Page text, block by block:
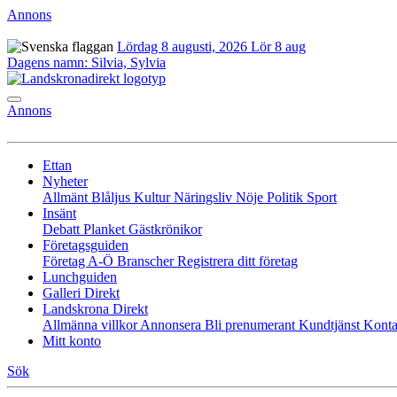
Annons
Lördag 8 augusti, 2026 Lör 8 aug
Dagens namn: Silvia, Sylvia
Annons
Ettan
Nyheter
Allmänt Blåljus KulturNäringsliv Nöje Politik Sport
Insänt
Debatt Planket Gästkrönikor
Företagsguiden
Företag A-Ö BranscherRegistrera ditt företag
Lunchguiden
Galleri Direkt
Landskrona Direkt
Allmänna villkorAnnonsera Bli prenumerant Kundtjänst
Mitt konto
Sök